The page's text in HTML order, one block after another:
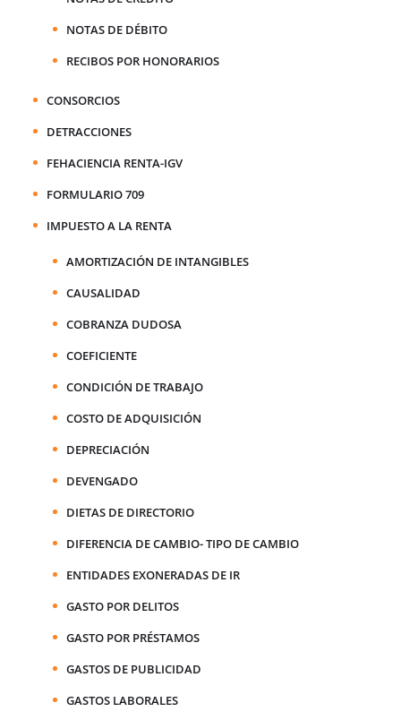
NOTAS DE DÉBITO
RECIBOS POR HONORARIOS
CONSORCIOS
DETRACCIONES
FEHACIENCIA RENTA-IGV
FORMULARIO 709
IMPUESTO A LA RENTA
AMORTIZACIÓN DE INTANGIBLES
CAUSALIDAD
COBRANZA DUDOSA
COEFICIENTE
CONDICIÓN DE TRABAJO
COSTO DE ADQUISICIÓN
DEPRECIACIÓN
DEVENGADO
DIETAS DE DIRECTORIO
DIFERENCIA DE CAMBIO- TIPO DE CAMBIO
ENTIDADES EXONERADAS DE IR
GASTO POR DELITOS
GASTO POR PRÉSTAMOS
GASTOS DE PUBLICIDAD
GASTOS LABORALES